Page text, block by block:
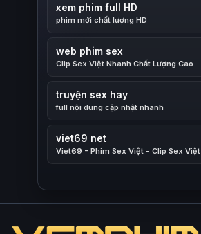
xem phim full HD
phim mới chất lượng HD
web phim sex
Clip Sex Việt Nhanh Chất Lượng Cao
truyện sex hay
full nội dung cập nhật nhanh
viet69 net
Viet69 - Phim Sex Việt - Clip Sex Việt